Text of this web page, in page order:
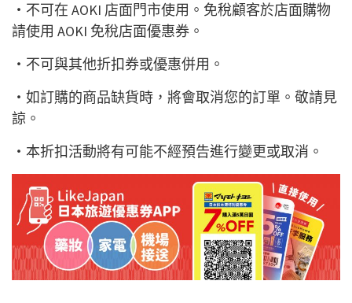
・不可在 AOKI 店面門市使用。免稅顧客於店面購物
請使用 AOKI 免稅店面優惠券。
・不可與其他折扣券或優惠併用。
・如訂購的商品缺貨時，將會取消您的訂單。敬請見
諒。
・本折扣活動將有可能不經預告進行變更或取消。